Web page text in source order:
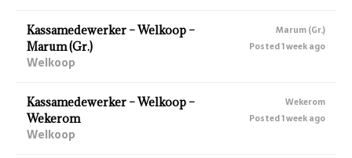
Kassamedewerker – Welkoop –
Marum (Gr.)
Welkoop
Marum (Gr.)
Posted 1 week ago
Kassamedewerker – Welkoop –
Wekerom
Welkoop
Wekerom
Posted 1 week ago